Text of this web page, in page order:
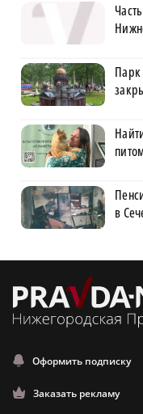
Парк
в
Оформить подписку
Заказать рекламу